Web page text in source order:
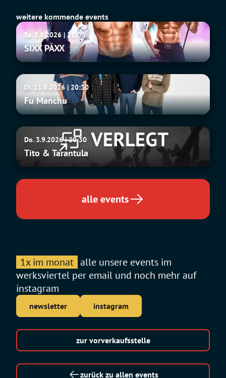
weitere kommende events
SIXX
PAXXSa. 8.8.2026 | 21:00
SIXX PAXX
Fu
Manchu
Di. 11.8.2026 | 20:30
Fu Manchu
Tito
Tarantula
Do. 3.9.2026 | 20:30
Tito & Tarantula
alle events
1x im monat alle unsere events im
werksviertel per email und noch mehr auf
instagram
newsletter instagram
zur vorverkaufsstelle
zurück zu allen events